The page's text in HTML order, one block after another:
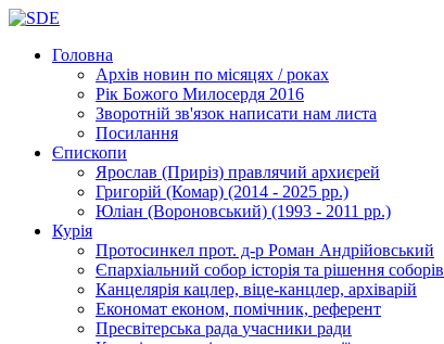
Головна
Архів новин по місяцях / роках
Рік Божого Милосердя 2016
Зворотній зв'язок написати нам листа
Посилання
Єпископи
Ярослав (Приріз) правлячий архиєрей
Григорій (Комар) (2014 - 2025 рр.)
Юліан (Вороновський) (1993 - 2011 рр.)
Курія
Протосинкел прот. д-р Роман Андрійовський
Єпархіальний собор історія та рішення соборів
Канцелярія кацлер, віце-канцлер, архіварій
Економат економ, помічник, референт
Пресвітерська рада учасники ради